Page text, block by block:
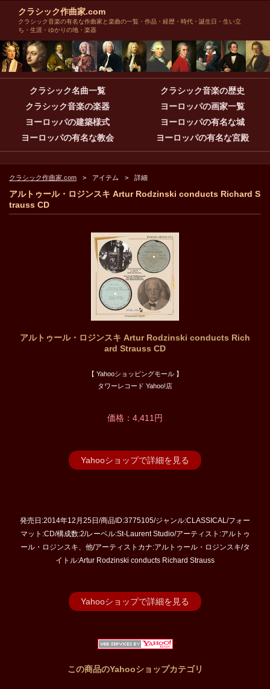
クラシック作曲家.com
クラシック音楽の有名な作曲家と楽曲の一覧・作品・経歴・時代・誕生日・生い立
ち・生涯・ゆかりの地・楽器
クラシック名曲一覧
クラシック音楽の歴史
クラシック音楽の楽器
ヨーロッパの画家一覧
ヨーロッパの建築様式
ヨーロッパの有名な城
ヨーロッパの有名な教会
ヨーロッパの有名な宮殿
クラシック作曲家.com アイテム 詳細
アルトゥール・ロジンスキ Artur Rodzinski conducts Richard S
trauss CD
アルトゥール・ロジンスキ Artur Rodzinski conducts Rich
ard Strauss CD
【 Yahooショッピングモール 】
タワーレコード Yahoo!店
価格：4,411円
Yahooショップで詳細を見る
発売日:2014年12月25日/商品ID:3775105/ジャンル:CLASSICAL/フォー
マット:CD/構成数:2/レーベル:St-Laurent Studio/アーティスト:アルトゥ
ール・ロジンスキ、他/アーティストカナ:アルトゥール・ロジンスキ/タ
イトル:Artur Rodzinski conducts Richard Strauss
Yahooショップで詳細を見る
この商品のYahooショップカテゴリ